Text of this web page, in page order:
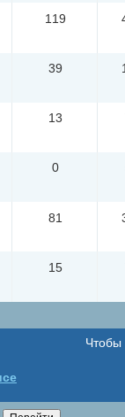
119
39
13
0
81
15
Чтобы